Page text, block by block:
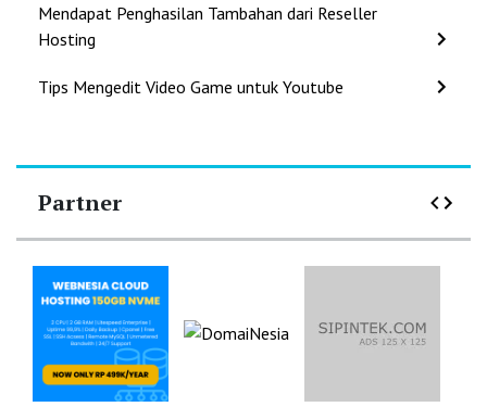
Mendapat Penghasilan Tambahan dari Reseller
Hosting
Tips Mengedit Video Game untuk Youtube
Partner